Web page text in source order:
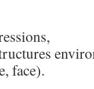
face).